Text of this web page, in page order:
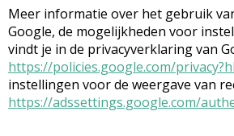
Meer informatie over het gebruik
Google, de mogelijkheden voor
vindt je in de privacyverklaring van
https://policies.google.com/
instellingen voor de weergave van
https://adssettings.google.com/